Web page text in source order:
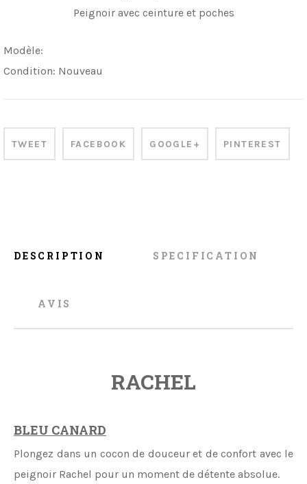
Peignoir avec ceinture et poches
Modèle:
Condition: Nouveau
TWEET FACEBOOK GOOGLE+ PINTEREST
DESCRIPTION SPECIFICATION
AVIS
RACHEL
BLEU CANARD
Plongez dans un cocon de douceur et de confort avec le
peignoir Rachel pour un moment de détente absolue.